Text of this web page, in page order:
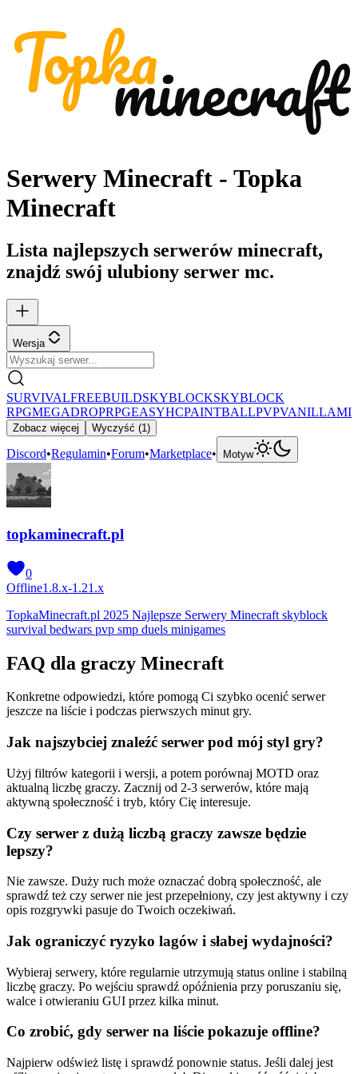
Serwery Minecraft - Topka
Minecraft
Lista najlepszych serwerów minecraft,
znajdź swój ulubiony serwer mc.
Wersja
SURVIVALFREEBUILDSKYBLOCKSKYBLOCK
RPGMEGADROPRPGEASYHCPAINTBALLPVPVANILLA
Zobacz więcej Wyczyść (1)
Discord•Regulamin•Forum•Marketplace• Motyw
topkaminecraft.pl
0
Offline1.8.x-1.21.x
TopkaMinecraft.pl 2025 Najlepsze Serwery Minecraft skyblock
survival bedwars pvp smp duels minigames
FAQ dla graczy Minecraft
Konkretne odpowiedzi, które pomogą Ci szybko ocenić serwer
jeszcze na liście i podczas pierwszych minut gry.
Jak najszybciej znaleźć serwer pod mój styl gry?
Użyj filtrów kategorii i wersji, a potem porównaj MOTD oraz
aktualną liczbę graczy. Zacznij od 2-3 serwerów, które mają
aktywną społeczność i tryb, który Cię interesuje.
Czy serwer z dużą liczbą graczy zawsze będzie
lepszy?
Nie zawsze. Duży ruch może oznaczać dobrą społeczność, ale
sprawdź też czy serwer nie jest przepełniony, czy jest aktywny i czy
opis rozgrywki pasuje do Twoich oczekiwań.
Jak ograniczyć ryzyko lagów i słabej wydajności?
Wybieraj serwery, które regularnie utrzymują status online i stabilną
liczbę graczy. Po wejściu sprawdź opóźnienia przy poruszaniu się,
walce i otwieraniu GUI przez kilka minut.
Co zrobić, gdy serwer na liście pokazuje offline?
Najpierw odśwież listę i sprawdź ponownie status. Jeśli dalej jest